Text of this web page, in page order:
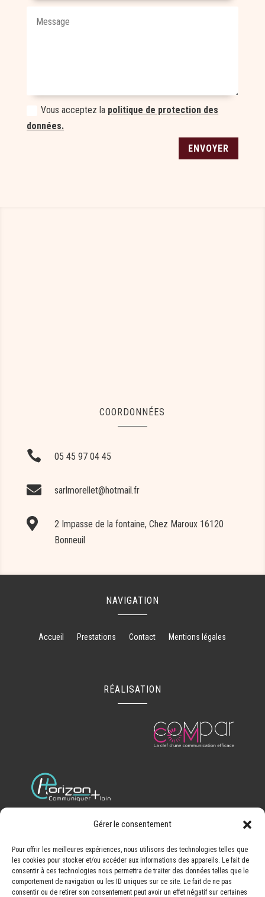
Gérer le consentement
Pour offrir les meilleures expériences, nous utilisons des technologies telles que
les cookies pour stocker et/ou accéder aux informations des appareils. Le fait de
consentir à ces technologies nous permettra de traiter des données telles que le
comportement de navigation ou les ID uniques sur ce site. Le fait de ne pas
consentir ou de retirer son consentement peut avoir un effet négatif sur certaines
Vous acceptez la politique de protection des
données.
ENVOYER
COORDONNÉES
 05 45 97 04 45
 sarlmorellet@hotmail.fr

2 Impasse de la fontaine, Chez Maroux 16120
Bonneuil
NAVIGATION
Accueil Prestations Contact Mentions légales
RÉALISATION
Recherches fréquentes
Dépannage serrurerie Cognac-Métallerie chaudronnerie
Cognac-Réparation tracteur et matériel viticole Cognac